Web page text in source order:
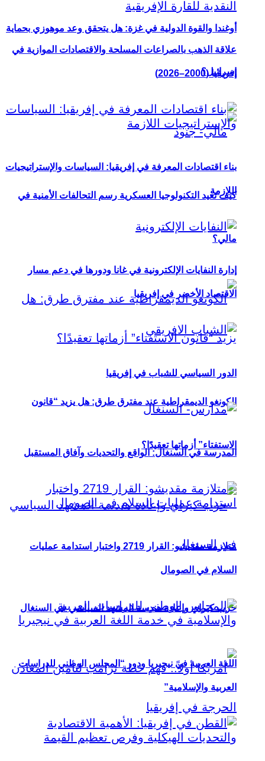
أوغندا والقوة الدولية في غزة: هل يتحقق وعد موهوزي بحماية
إسرائيل؟
كيف تعيد التكنولوجيا العسكرية رسم التحالفات الأمنية في
مالي؟
الكونغو الديمقراطية عند مفترق طرق: هل يزيد “قانون
الاستفتاء” أزماتها تعقيدًا؟
حزب كيراي وإعادة هندسة المشهد السياسي في السنغال
علاقة الذهب بالصراعات المسلحة والاقتصادات الموازية في
إفريقيا (2000–2026)
بناء اقتصادات المعرفة في إفريقيا: السياسات والإستراتيجيات
اللازمة
إدارة النفايات الإلكترونية في غانا ودورها في دعم مسار
الاقتصاد الأخضر في إفريقيا
الدور السياسي للشباب في إفريقيا
المدرسة في السنغال: الواقع والتحديات وآفاق المستقبل
متلازمة مقديشو: القرار 2719 واختبار استدامة عمليات
السلام في الصومال
اللغة العربية في نيجيريا ودور “المجلس الوطني للدراسات
العربية والإسلامية”